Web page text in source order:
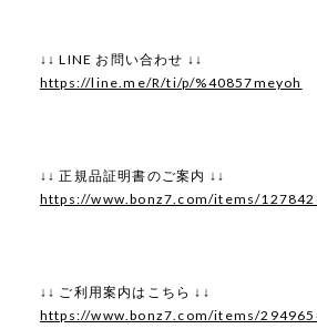
↓↓ LINE お問い合わせ ↓↓
https://line.me/R/ti/p/%40857meyoh
↓↓ 正規品証明書のご案内 ↓↓
https://www.bonz7.com/items/
↓↓ ご利用案内はこちら ↓↓
https://www.bonz7.com/items/